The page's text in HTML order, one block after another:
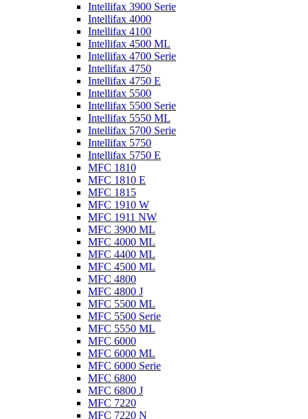
Intellifax 3900 Serie
Intellifax 4000
Intellifax 4100
Intellifax 4500 ML
Intellifax 4700 Serie
Intellifax 4750
Intellifax 4750 E
Intellifax 5500
Intellifax 5500 Serie
Intellifax 5550 ML
Intellifax 5700 Serie
Intellifax 5750
Intellifax 5750 E
MFC 1810
MFC 1810 E
MFC 1815
MFC 1910 W
MFC 1911 NW
MFC 3900 ML
MFC 4000 ML
MFC 4400 ML
MFC 4500 ML
MFC 4800
MFC 4800 J
MFC 5500 ML
MFC 5500 Serie
MFC 5550 ML
MFC 6000
MFC 6000 ML
MFC 6000 Serie
MFC 6800
MFC 6800 J
MFC 7220
MFC 7220 N